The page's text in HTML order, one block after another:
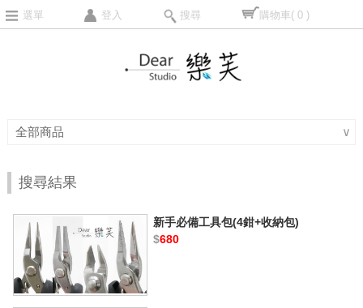
選單 登入 搜尋 購物車( 0 )
全部商品 ∨
搜尋結果
新手必備工具包(4鉗+收納包)
$680